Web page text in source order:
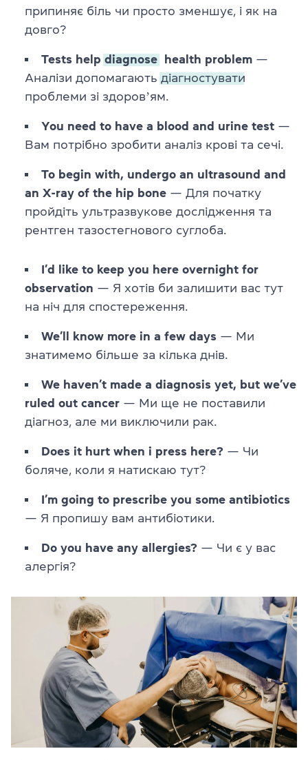
припиняє біль чи просто зменшує, і як на
довго?
Tests help diagnose health problem —
Аналізи допомагають діагностувати
проблеми зі здоровʼям.
You need to have a blood and urine test —
Вам потрібно зробити аналіз крові та сечі.
To begin with, undergo an ultrasound and
an X-ray of the hip bone — Для початку
пройдіть ультразвукове дослідження та
рентген тазостегнового суглоба.
I’d like to keep you here overnight for
observation — Я хотів би залишити вас тут
на ніч для спостереження.
We’ll know more in a few days — Ми
знатимемо більше за кілька днів.
We haven’t made a diagnosis yet, but we’ve
ruled out cancer — Ми ще не поставили
діагноз, але ми виключили рак.
Does it hurt when i press here? — Чи
боляче, коли я натискаю тут?
I’m going to prescribe you some antibiotics
— Я пропишу вам антибіотики.
Do you have any allergies? — Чи є у вас
алергія?